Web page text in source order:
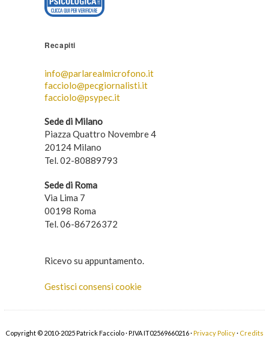
Recapiti
info@parlarealmicrofono.it
facciolo@pecgiornalisti.it
facciolo@psypec.it
Sede di Milano
Piazza Quattro Novembre 4
20124 Milano
Tel. 02-80889793
Sede di Roma
Via Lima 7
00198 Roma
Tel. 06-86726372
Ricevo su appuntamento.
Gestisci consensi cookie
Copyright © 2010-2025 Patrick Facciolo · P.IVA IT02569660216 ·Privacy Policy· Credits